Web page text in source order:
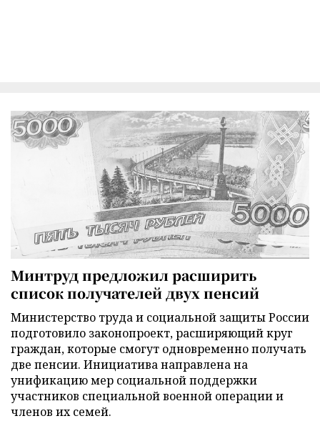
Минтруд предложил расширить
список получателей двух пенсий
Министерство труда и социальной защиты России
подготовило законопроект, расширяющий круг
граждан, которые смогут одновременно получать
две пенсии. Инициатива направлена на
унификацию мер социальной поддержки
участников специальной военной операции и
членов их семей.